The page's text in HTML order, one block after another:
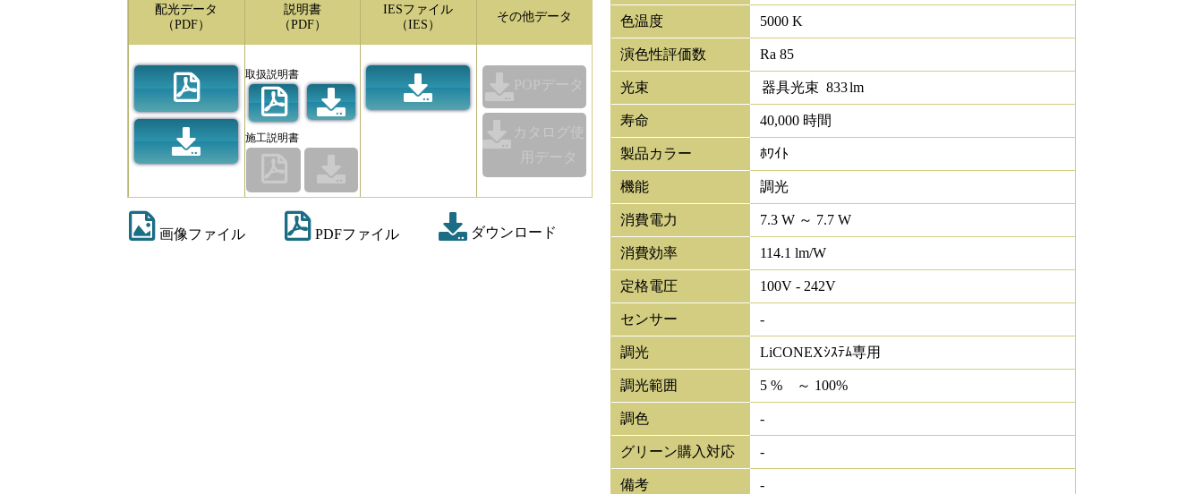
配光データ
（PDF）
説明書
（PDF）
取扱説明書
施工説明書
IESファイル
（IES）
その他データ
POPデータ
カタログ使
用データ
画像ファイル PDFファイル ダウンロード
色温度 5000 K
演色性評価数 Ra 85
光束 器具光束 833lm
寿命 40,000 時間
製品カラー ﾎﾜｲﾄ
機能 調光
消費電力 7.3 W ～ 7.7 W
消費効率 114.1 lm/W
定格電圧 100V - 242V
センサー -
調光 LiCONEXｼｽﾃﾑ専用
調光範囲 5 % ～ 100%
調色 -
グリーン購入対応 -
備考 -